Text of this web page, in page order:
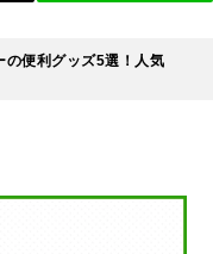
の便利グッズ5選！人気